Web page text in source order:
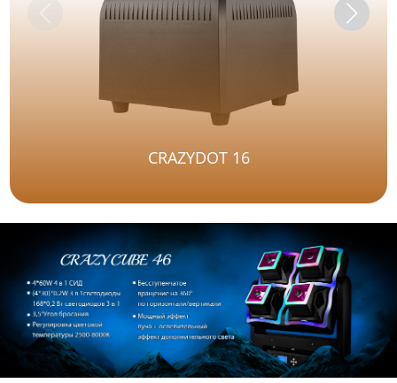
CRAZYDOT 16